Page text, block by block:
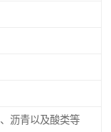
沥青以及酸类等